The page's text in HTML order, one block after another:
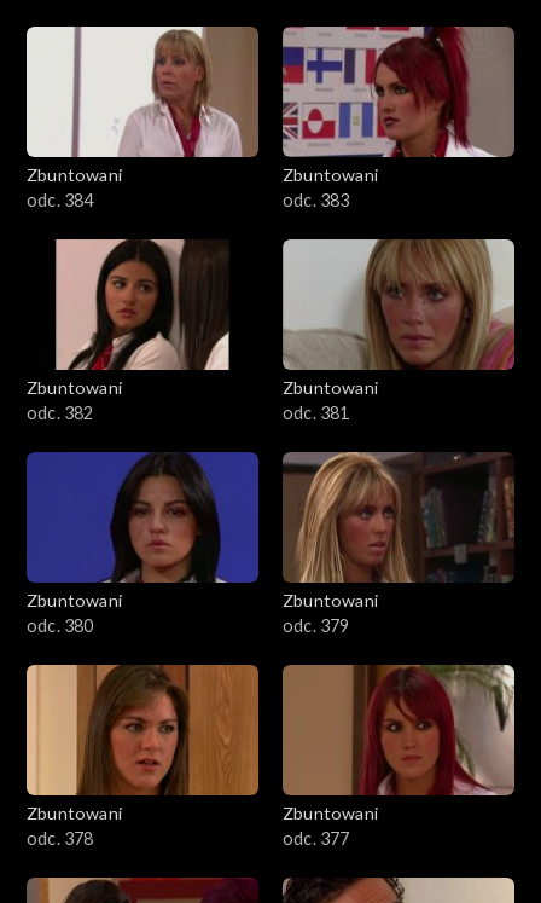
Zbuntowani
odc. 384
Zbuntowani
odc. 383
Zbuntowani
odc. 382
Zbuntowani
odc. 381
Zbuntowani
odc. 380
Zbuntowani
odc. 379
Zbuntowani
odc. 378
Zbuntowani
odc. 377